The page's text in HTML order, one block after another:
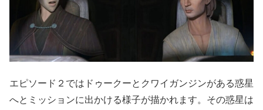
エピソード２ではドゥークーとクワイガンジンがある惑星
へとミッションに出かける様子が描かれます。その惑星は